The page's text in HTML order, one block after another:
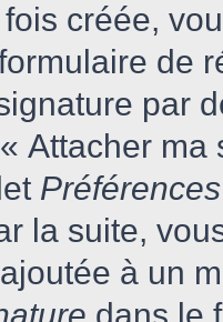
fois créée,
de
par
Attacher
la suite,
à un